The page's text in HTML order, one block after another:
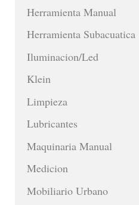
Herramienta Manual
Herramienta Subacuatica
Iluminacion/Led
Klein
Limpieza
Lubricantes
Maquinaria Manual
Medicion
Mobiliario Urbano